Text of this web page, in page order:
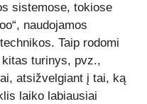
sistemose, tokiose
naudojamos
Taip rodomi
turinys, pvz.,
atsižvelgiant į tai, ką
laiko labiausiai